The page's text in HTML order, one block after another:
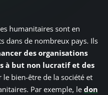
humanitaires sont en
dans de nombreux pays. Ils
des organisations
à but non lucratif et des
bien-être de la société et
Par exemple, le don